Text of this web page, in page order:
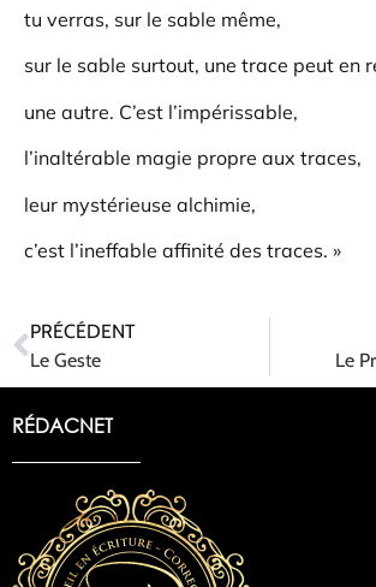
tu verras, sur le sable même,
sur le sable surtout, une trace peut en
une autre. C’est l’impérissable,
l’inaltérable magie propre aux traces,
leur mystérieuse alchimie,
c’est l’ineffable affinité des traces. »
PRÉCÉDENT
Le Geste
Le
RÉDACNET